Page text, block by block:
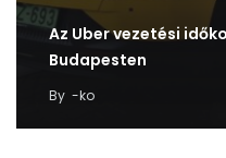
Az Uber vezetési
Budapesten
By -ko